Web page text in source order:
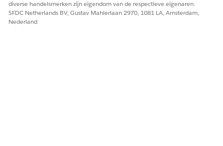
diverse handelsmerken zijn eigendom van de respectieve eigenaren.
SFDC Netherlands BV, Gustav Mahlerlaan 2970, 1081 LA, Amsterdam,
Nederland